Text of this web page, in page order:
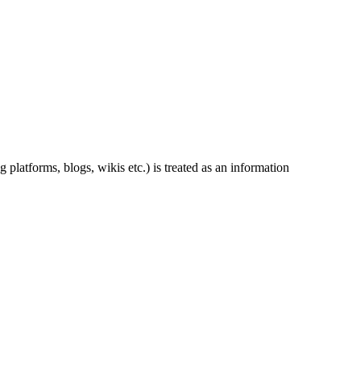
platforms, blogs, wikis etc.) is treated as an information